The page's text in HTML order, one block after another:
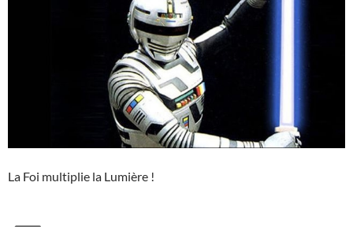
La Foi multiplie la Lumière !